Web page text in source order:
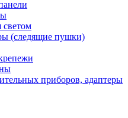
светом
(следящие пушки)
приборов, адаптеры